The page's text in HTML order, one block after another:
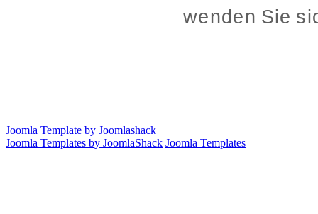
wenden Sie
Joomla Template by Joomlashack
Joomla Templates by JoomlaShack Joomla Templates